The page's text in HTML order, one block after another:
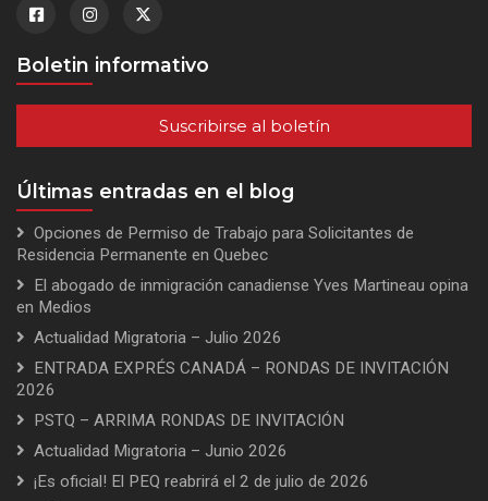
Boletin informativo
Suscribirse al boletín
Últimas entradas en el blog
Opciones de Permiso de Trabajo para Solicitantes de
Residencia Permanente en Quebec
El abogado de inmigración canadiense Yves Martineau opina
en Medios
Actualidad Migratoria – Julio 2026
ENTRADA EXPRÉS CANADÁ – RONDAS DE INVITACIÓN
2026
PSTQ – ARRIMA RONDAS DE INVITACIÓN
Actualidad Migratoria – Junio 2026
¡Es oficial! El PEQ reabrirá el 2 de julio de 2026